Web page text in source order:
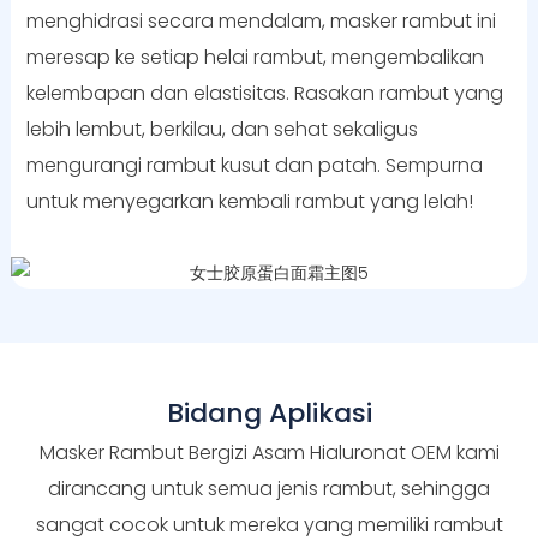
menghidrasi secara mendalam, masker rambut ini
meresap ke setiap helai rambut, mengembalikan
kelembapan dan elastisitas. Rasakan rambut yang
lebih lembut, berkilau, dan sehat sekaligus
mengurangi rambut kusut dan patah. Sempurna
untuk menyegarkan kembali rambut yang lelah!
Bidang Aplikasi
Masker Rambut Bergizi Asam Hialuronat OEM kami
dirancang untuk semua jenis rambut, sehingga
sangat cocok untuk mereka yang memiliki rambut